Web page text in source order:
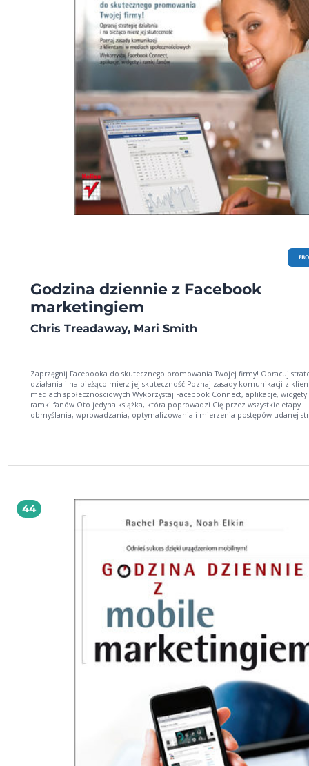
Godzina dziennie z Facebook
marketingiem
Chris Treadaway, Mari Smith
Zaprzęgnij Facebooka do skutecznego promowania Twojej firmy! Opracuj strategię
działania i na bieżąco mierz jej skuteczność Poznaj zasady komunikacji z
mediach społecznościowych Wykorzystaj Facebook Connect, aplikacje, widgety
ramki fanów Oto jedyna książka, która poprowadzi Cię przez wszystkie etapy
obmyślania, wprowadzania, optymalizowania i mierzenia postępów udanej
tradycyjnych spotów radiowych i telewizyjnych czy reklam prasowych, które już
nowego medium koncerny zaczęły uczyć się innego, skutecznego sposobu
komunikowania się z konsumentami. W końcu Facebook nie jest czarodziejską
różdżką, za dotknięciem której popularność i obroty firmy rosną same z
oferuje ogromne możliwości promocyjne, nie zrobi niczego za Ciebie, nie
zdobędzie tysiąca wiernych fanów. Nieodpowiedni sposób prowadzenia
konta na Facebooku może za to przynieść efekty całkowicie odwrotne do
drzemie w tak nośnym medium społecznościowym, zanim zaczniesz
nim kampanię, lepiej upewnij się, że zrobisz to dobrze! Ta niezwykła książka
przeprowadzi Cię od początku do końca przez cały proces tworzenia,
analizowania rezultatów udanej kampanii marketingowej na Facebooku.
więcej na temat zjawiska mediów społecznościowych, zrozumiesz, skąd bierze
siła i jaką mają przed sobą przyszłość. Odkryjesz, jak opracować efektywną
działania na Facebooku i wykorzystać wszystkie oferowane przez niego
takie jak wydarzenia, aplikacje, reklamy CPC, statystyki czy Facebook Connect.
Nauczysz się od podstaw planować i przygotowywać kampanię marketingową
inicjować oficjalną obecność promowanej przez Ciebie firmy w przestrzeni
medium. Zobaczysz, jak wykorzystywać dostępne formy reklamowania się,
okiełznasz możliwości, jakie daje tworzenie własnych aplikacji. Zagłębisz się
systemy pomiaru efektywności rozmaitych działań promocyjnych, które
na bieżąco wprowadzać udoskonalenia oraz szybko reagować w krytycznych
sytuacjach, ale także przedstawiać rezultaty tych działań w przejrzystej i
społecznościowych opracujesz strategię, określisz istotne dane, przypiszesz je
celów biznesowych i wyznaczysz wskaźniki pomiarowe dowiesz się więcej o stronach
44